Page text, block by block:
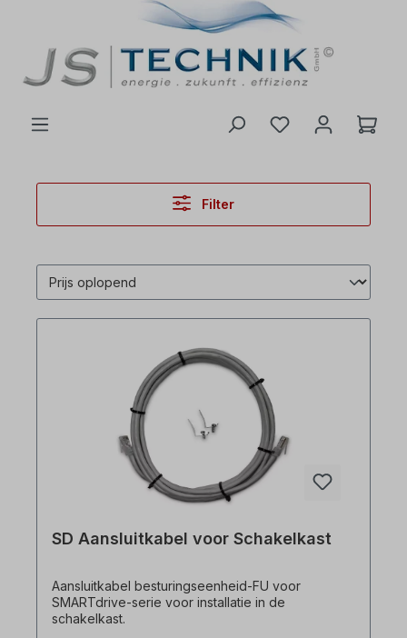
Filter
SD Aansluitkabel voor Schakelkast
Aansluitkabel besturingseenheid-FU voor
SMARTdrive-serie voor installatie in de
schakelkast.